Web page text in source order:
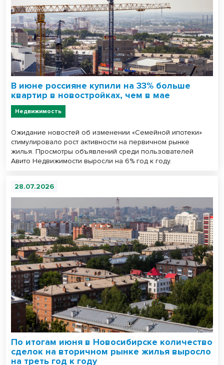
В июне россияне купили на 33% больше
квартир в новостройках, чем в мае
Недвижимость
Ожидание новостей об изменении «Семейной ипотеки»
стимулировало рост активности на первичном рынке
жилья. Просмотры объявлений среди пользователей
Авито Недвижимости выросли на 6% год к году.
28.07.2026
По итогам июня в Новосибирске количество
сделок на вторичном рынке жилья выросло
на треть год к году